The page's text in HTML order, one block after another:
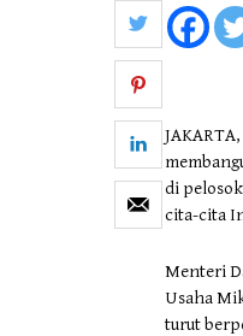
di
cita-cita
Menteri
Usaha
turut